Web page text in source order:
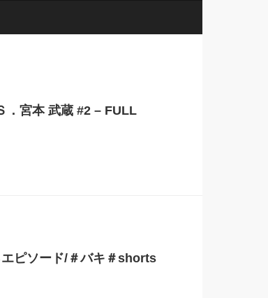
．宮本 武蔵 #2 – FULL
エピソード/＃バキ＃shorts